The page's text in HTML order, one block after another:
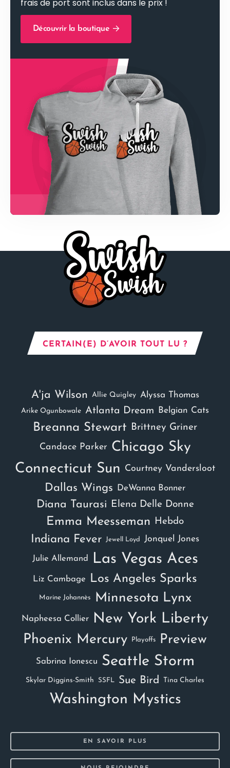
frais de port sont inclus dans le prix !
Découvrir la boutique
CERTAIN(E) D’AVOIR TOUT LU ?
A'ja Wilson Allie Quigley Alyssa Thomas
Arike Ogunbowale Atlanta Dream Belgian Cats
Breanna Stewart Brittney Griner
Candace Parker Chicago Sky
Connecticut Sun
Courtney Vandersloot
Dallas Wings DeWanna Bonner
Diana Taurasi Elena Delle Donne
Emma Meesseman Hebdo
Indiana Fever Jewell Loyd Jonquel Jones
Julie Allemand Las Vegas Aces
Liz Cambage Los Angeles Sparks
Marine Johannès Minnesota Lynx
Napheesa Collier New York Liberty
Phoenix Mercury Playoffs Preview
Sabrina Ionescu Seattle Storm
Skylar Diggins-Smith SSFL Sue Bird Tina Charles
Washington Mystics
EN SAVOIR PLUS